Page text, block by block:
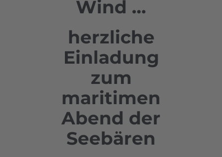
Wind …
herzliche
Einladung
zum
maritimen
Abend der
Seebären